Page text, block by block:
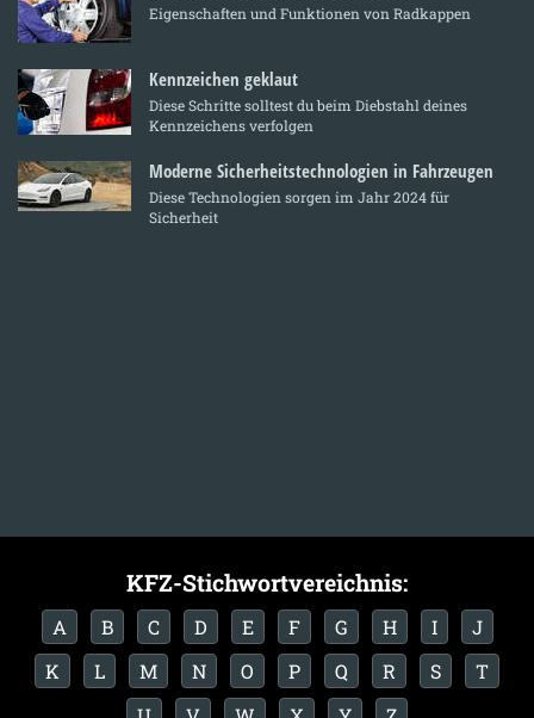
Eigenschaften und Funktionen von Radkappen
Kennzeichen geklaut
Diese Schritte solltest du beim Diebstahl deines
Kennzeichens verfolgen
Moderne Sicherheitstechnologien in Fahrzeugen
Diese Technologien sorgen im Jahr 2024 für
Sicherheit
KFZ-Stichwortvereichnis:
A B C D E F G H I
J
K
L M N O P Q R S
T